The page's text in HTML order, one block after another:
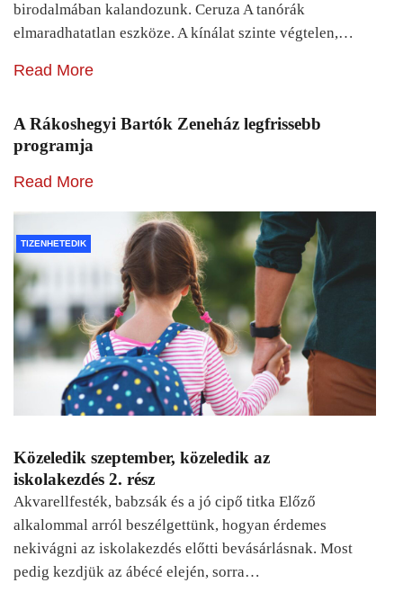
birodalmában kalandozunk. Ceruza A tanórák
elmaradhatatlan eszköze. A kínálat szinte végtelen,…
Read More
A Rákoshegyi Bartók Zeneház legfrissebb
programja
Read More
TIZENHETEDIK
Közeledik szeptember, közeledik az
iskolakezdés 2. rész
Akvarellfesték, babzsák és a jó cipő titka Előző
alkalommal arról beszélgettünk, hogyan érdemes
nekivágni az iskolakezdés előtti bevásárlásnak. Most
pedig kezdjük az ábécé elején, sorra…